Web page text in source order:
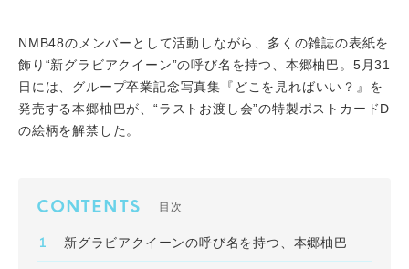
NMB48のメンバーとして活動しながら、多くの雑誌の表紙を
飾り“新グラビアクイーン”の呼び名を持つ、本郷柚巴。5月31
日には、グループ卒業記念写真集『どこを見ればいい？』を
発売する本郷柚巴が、“ラストお渡し会”の特製ポストカードD
の絵柄を解禁した。
CONTENTS 目次
新グラビアクイーンの呼び名を持つ、本郷柚巴